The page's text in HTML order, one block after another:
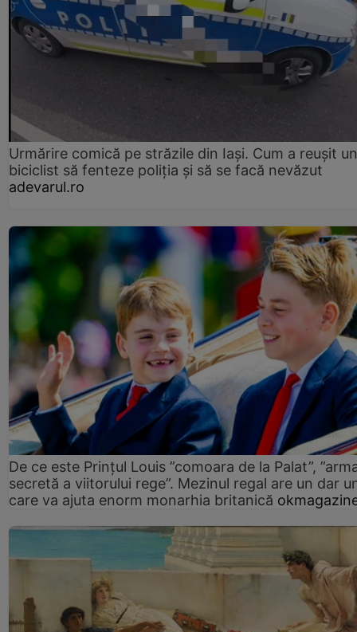
Urmărire comică pe străzile din Iași. Cum a reușit un
biciclist să fenteze poliția și să se facă nevăzut
adevarul.ro
De ce este Prințul Louis ”comoara de la Palat”,
secretă a viitorului rege”. Mezinul regal are un dar
care va ajuta enorm monarhia britanică